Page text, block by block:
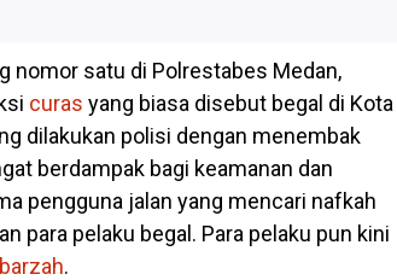
nomor satu di Polrestabes Medan,
curas yang biasa disebut begal di Kota
dilakukan polisi dengan menembak
berdampak bagi keamanan dan
pengguna jalan yang mencari nafkah
para pelaku begal. Para pelaku pun kini
.